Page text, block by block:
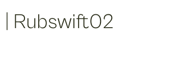
Rubswift02